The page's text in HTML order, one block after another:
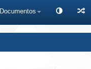
Documentos